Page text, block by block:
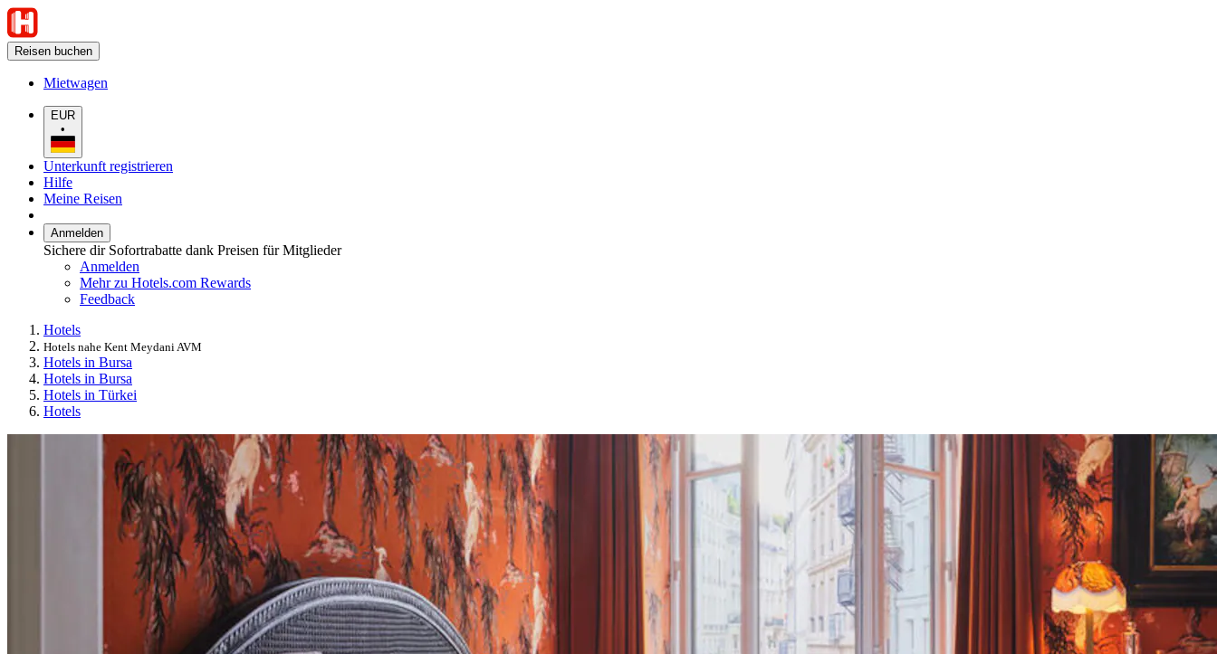
Reisen buchen
Mietwagen
EUR
•
Unterkunft registrieren
Hilfe
Meine Reisen
Anmelden
Sichere dir Sofortrabatte dank Preisen für Mitglieder
Anmelden
Mehr zu Hotels.com Rewards
Feedback
Hotels
Hotels nahe Kent Meydani AVM
Hotels in Bursa
Hotels in Bursa
Hotels in Türkei
Hotels